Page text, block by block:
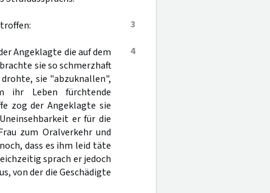
3
4
Angeklagte die auf dem
sie so schmerzhaft
drohte, sie "abzuknallen",
ihr Leben fürchtende
zog der Angeklagte sie
er für die
zum Oralverkehr und
dass es ihm leid täte
sprach er jedoch
von der die Geschädigte